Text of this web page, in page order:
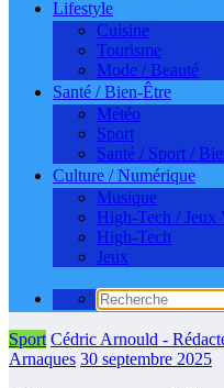
Lifestyle
Cuisine
Tourisme
Mode / Beauté
Santé / Bien-Être
Météo
Sport
Santé / Sport /
Culture / Numérique
Musique
High-Tech / Jeux
High-Tech
Jeux
Sport Cédric Arnould -
Arnaques 30 septembre 2025